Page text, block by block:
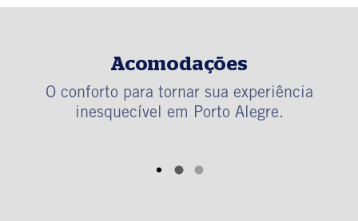
Acomodações
O conforto para tornar sua experiência
inesquecível em Porto Alegre.